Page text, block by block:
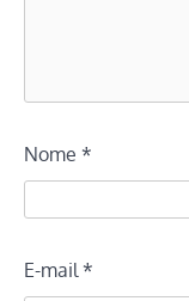
Nome *
E-mail *